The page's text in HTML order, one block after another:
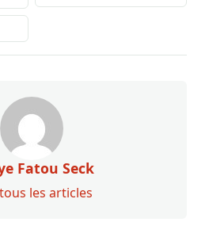
Fatou Seck
les articles